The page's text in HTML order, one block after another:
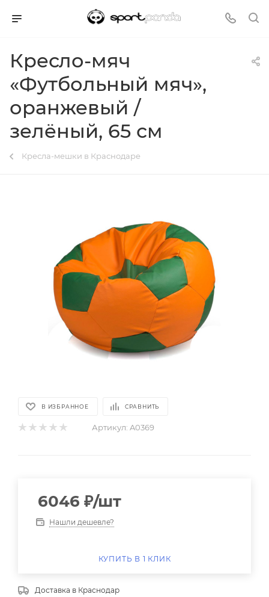
Кресло-мяч
«Футбольный мяч»,
оранжевый /
зелёный, 65 см
Кресла-мешки в Краснодаре
В ИЗБРАННОЕ СРАВНИТЬ
Артикул: A0369
6046 ₽/шт
Нашли дешевле?
КУПИТЬ В 1 КЛИК
Доставка в Краснодар